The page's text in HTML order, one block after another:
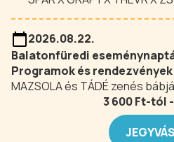
2026.08.22.
Balatonfüredi
Programok és rendezvények
MAZSOLA és TÁDÉ zenés
3 600 Ft-tól